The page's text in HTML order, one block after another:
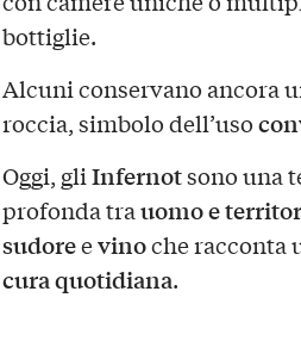
bottiglie.
Alcuni conservano ancora
roccia, simbolo dell’uso
Oggi, gliInfernotsono una
profonda trauomo e
sudoreevinoche racconta
cura quotidiana.